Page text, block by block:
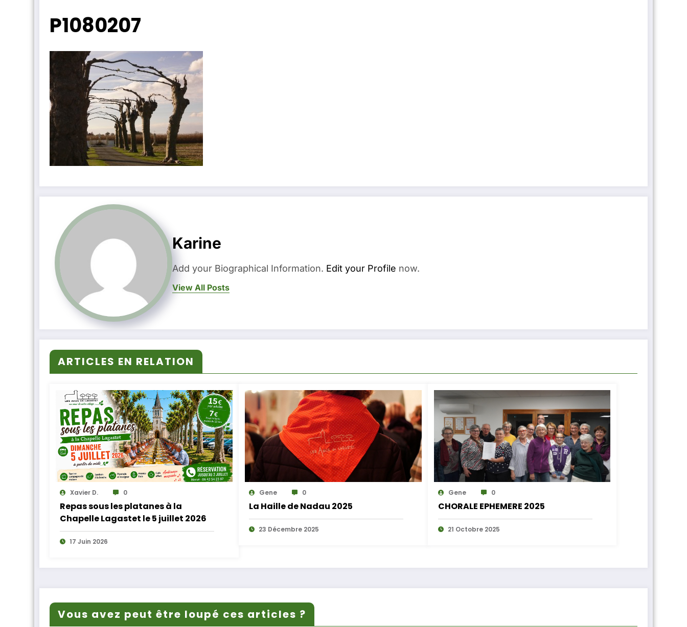
P1080207
Karine
Add your Biographical Information. Edit your Profile now.
View All Posts
ARTICLES EN RELATION
Xavier D. 0
Repas sous les platanes à la
Chapelle Lagastet le 5 juillet 2026
17 Juin 2026
Gene 0
La Haille de Nadau 2025
23 Décembre 2025
Gene 0
CHORALE EPHEMERE 2025
21 Octobre 2025
Vous avez peut être loupé ces articles ?